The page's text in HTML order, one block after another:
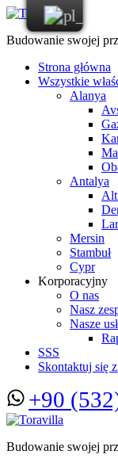
Budowanie swojej
Strona główna
Wszystkie
Alanya
Antalya
Mersin
Stambuł
Cypr
Korporacyjny
O nas
Nasz
Nasze
SSS
Skontaktuj się
+90
Budowanie swojej